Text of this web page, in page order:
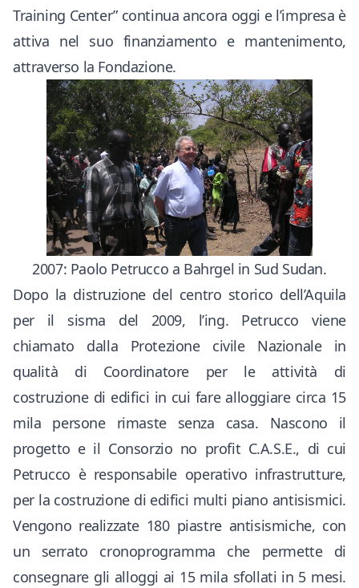
Training Center” continua ancora oggi e l’impresa è
attiva nel suo finanziamento e mantenimento,
attraverso la Fondazione.
2007: Paolo Petrucco a Bahrgel in Sud Sudan.
Dopo la distruzione del centro storico dell’Aquila
per il sisma del 2009, l’ing. Petrucco viene
chiamato dalla Protezione civile Nazionale in
qualità di Coordinatore per le attività di
costruzione di edifici in cui fare alloggiare circa 15
mila persone rimaste senza casa. Nascono il
progetto e il Consorzio no profit C.A.S.E., di cui
Petrucco è responsabile operativo infrastrutture,
per la costruzione di edifici multi piano antisismici.
Vengono realizzate 180 piastre antisismiche, con
un serrato cronoprogramma che permette di
consegnare gli alloggi ai 15 mila sfollati in 5 mesi.